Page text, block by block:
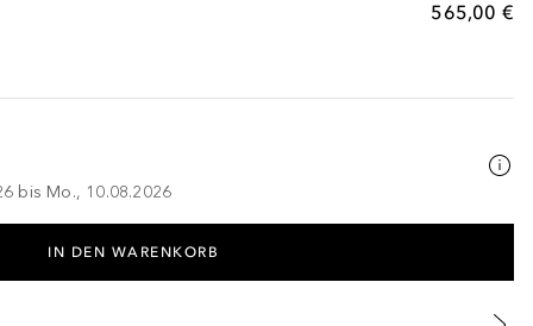
565,00 €
bis Mo., 10.08.2026
IN DEN WARENKORB